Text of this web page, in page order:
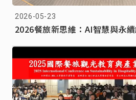
2026-05-23
2026餐旅新思維：AI智慧與永